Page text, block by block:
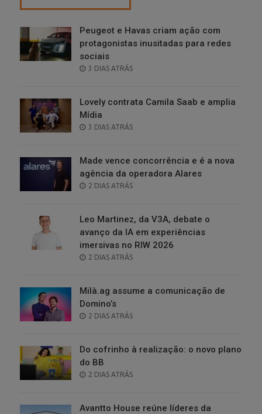
Peugeot e Havas criam ação com
protagonistas inusitadas para redes
sociais
POSTED
3 DIAS ATRÁS
Lovely contrata Camila Saab e amplia
Mídia
POSTED
3 DIAS ATRÁS
Made vence concorrência e é a nova
agência da operadora Alares
POSTED
2 DIAS ATRÁS
Leo Martinez, da V3A, debate o
avanço da IA em experiências
imersivas no RIW 2026
POSTED
2 DIAS ATRÁS
Milà.ag assume a comunicação de
Domino’s
POSTED
2 DIAS ATRÁS
Do cofrinho à realização: o novo plano
do BB
POSTED
2 DIAS ATRÁS
Avantto House reúne líderes da